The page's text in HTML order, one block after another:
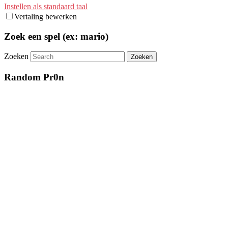
Instellen als standaard taal
Vertaling bewerken
Zoek een spel (ex: mario)
Zoeken
Random Pr0n